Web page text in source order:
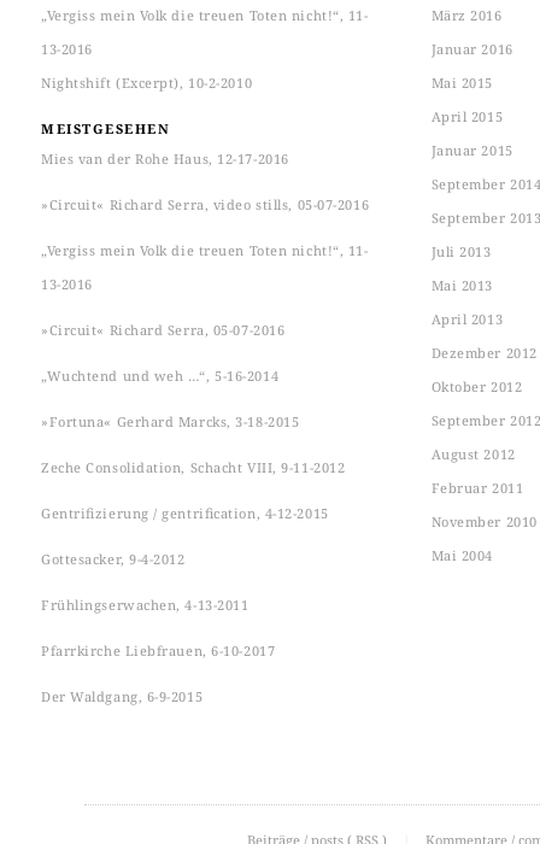
„Vergiss mein Volk die treuen Toten nicht!“, 11-
13-2016
Nightshift (Excerpt), 10-2-2010
MEISTGESEHEN
Mies van der Rohe Haus, 12-17-2016
»Circuit« Richard Serra, video stills, 05-07-2016
„Vergiss mein Volk die treuen Toten nicht!“, 11-
13-2016
»Circuit« Richard Serra, 05-07-2016
„Wuchtend und weh …“, 5-16-2014
»Fortuna« Gerhard Marcks, 3-18-2015
Zeche Consolidation, Schacht VIII, 9-11-2012
Gentrifizierung / gentrification, 4-12-2015
Gottesacker, 9-4-2012
Frühlingserwachen, 4-13-2011
Pfarrkirche Liebfrauen, 6-10-2017
Der Waldgang, 6-9-2015
März 2016
Januar 2016
Mai 2015
April 2015
Januar 2015
September
September
Juli 2013
Mai 2013
April 2013
Dezember 2012
Oktober 2012
September
August 2012
Februar 2011
November 2010
Mai 2004
Beiträge / posts ( RSS ) Kommentare /